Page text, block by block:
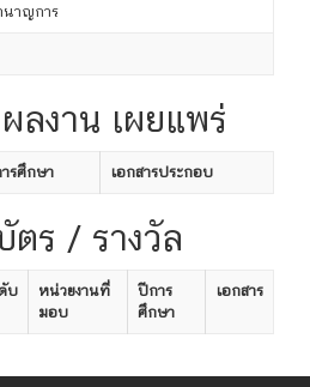
นาญการ
ลงาน เผยแพร่
รศึกษา เอกสารประกอบ
ตร / รางวัล
บ
หน่วยงานที่
มอบ
ปีการ
ศึกษา
เอกสาร